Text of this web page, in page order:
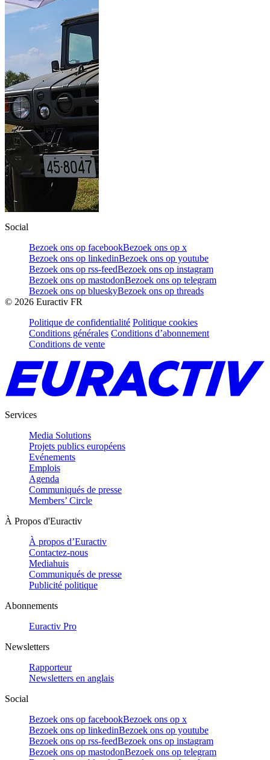
Social
Bezoek ons op facebookBezoek ons op x
Bezoek ons op linkedinBezoek ons op youtube
Bezoek ons op rss-feedBezoek ons op instagram
Bezoek ons op mastodonBezoek ons op telegram
Bezoek ons op blueskyBezoek ons op threads
© 2026 Euractiv FR
Politique de confidentialité Politique cookies
Conditions générales Conditions d’abonnement
Conditions de vente
Services
Media Solutions
Projets publics européens
Evénements
Emplois
Agenda
Communiqués de presse
Members’ Circle
À Propos d'Euractiv
À propos d’Euractiv
Contactez-nous
Mediahuis
Communiqués de presse
Publicité politique
Abonnements
Euractiv Pro
Newsletters
Rapporteur
Newsletters en anglais
Social
Bezoek ons op facebookBezoek ons op x
Bezoek ons op linkedinBezoek ons op youtube
Bezoek ons op rss-feedBezoek ons op instagram
Bezoek ons op mastodonBezoek ons op telegram